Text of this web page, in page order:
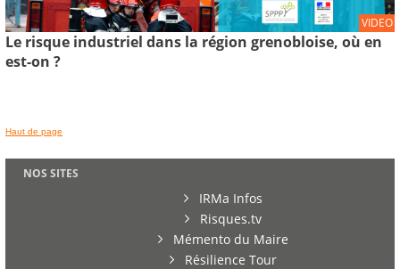
VIDEO
Le risque industriel dans la région grenobloise, où en
est-on ?
Haut de page
NOS SITES
IRMa Infos
Risques.tv
Mémento du Maire
Résilience Tour